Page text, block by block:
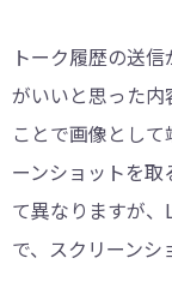
トーク履歴の送
がいいと思った内
ことで画像とし
ーンショットを
て異なりますが
で、スクリーンシ